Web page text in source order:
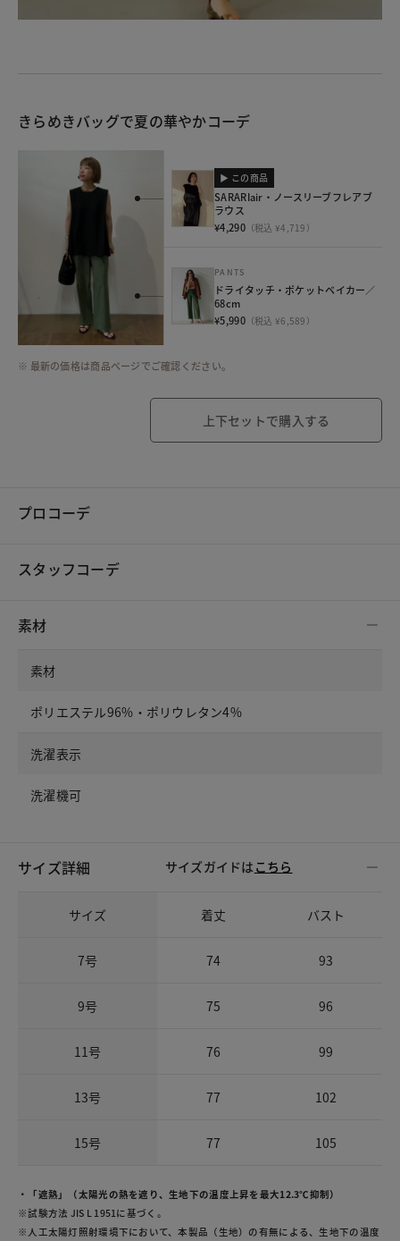
きらめきバッグで夏の華やかコーデ
▶ この商品
SARARIair・ノースリーブフレアブ
ラウス
¥4,290（税込 ¥4,719）
PANTS
ドライタッチ・ポケットベイカー／
68cm
¥5,990（税込 ¥6,589）
※ 最新の価格は商品ページでご確認ください。
上下セットで購入する
プロコーデ
スタッフコーデ
素材
素材
ポリエステル96%・ポリウレタン4%
洗濯表示
洗濯機可
サイズ詳細 サイズガイドは こちら
サイズ 着丈 バスト
7号 74 93
9号 75 96
11号 76 99
13号 77 102
15号 77 105
・「遮熱」（太陽光の熱を遮り、生地下の温度上昇を最大12.3℃抑制）
※試験方法 JIS L 1951に基づく。
※人工太陽灯照射環境下において、本製品（生地）の有無による、生地下の温度